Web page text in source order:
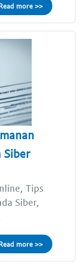
more >>
Siber
Tips
Siber,
more >>